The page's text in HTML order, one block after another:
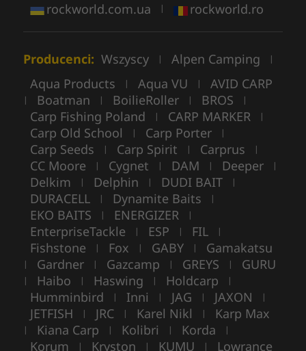
rockworld.com.ua | rockworld.ro
Producenci: Wszyscy | Alpen Camping |
Aqua Products | Aqua VU | AVID CARP
| Boatman | BoilieRoller | BROS |
Carp Fishing Poland | CARP MARKER |
Carp Old School | Carp Porter |
Carp Seeds | Carp Spirit | Carprus |
CC Moore | Cygnet | DAM | Deeper |
Delkim | Delphin | DUDI BAIT |
DURACELL | Dynamite Baits |
EKO BAITS | ENERGIZER |
EnterpriseTackle | ESP | FIL |
Fishstone | Fox | GABY | Gamakatsu
| Gardner | Gazcamp | GREYS | GURU
| Haibo | Haswing | Holdcarp |
Humminbird | Inni | JAG | JAXON |
JETFISH | JRC | Karel Nikl | Karp Max
| Kiana Carp | Kolibri | Korda |
Korum | Kryston | KUMU | Lowrance